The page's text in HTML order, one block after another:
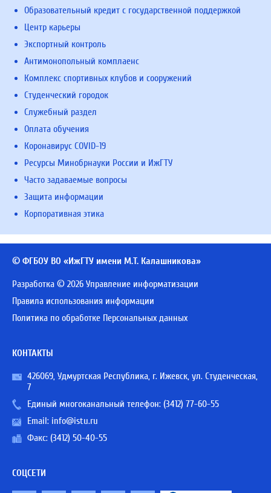
Образовательный кредит с государственной поддержкой
Центр карьеры
Экспортный контроль
Антимонопольный комплаенс
Комплекс спортивных клубов и сооружений
Студенческий городок
Служебный раздел
Оплата обучения
Коронавирус COVID-19
Ресурсы Минобрнауки России и ИжГТУ
Часто задаваемые вопросы
Защита информации
Корпоративная этика
© ФГБОУ ВО «ИжГТУ имени М.Т. Калашникова»
Разработка © 2026 Управление информатизации
Правила использования информации
Политика по обработке Персональных данных
КОНТАКТЫ
426069, Удмуртская Республика, г. Ижевск, ул. Студенческая,
7
Единый многоканальный телефон: (3412) 77-60-55
Email: info@istu.ru
Факс: (3412) 50-40-55
СОЦСЕТИ